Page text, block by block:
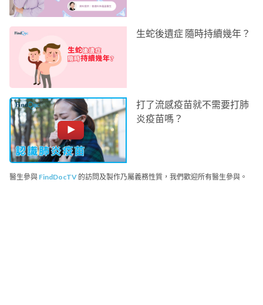
生蛇後遺症 隨時持續幾年？
打了流感疫苗就不需要打肺
炎疫苗嗎？
醫生參與 FindDocTV 的訪問及製作乃屬義務性質，我們歡迎所有醫生參與。